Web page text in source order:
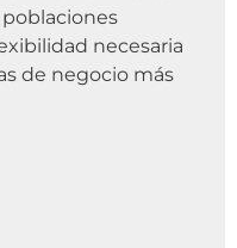
necesaria
de negocio más